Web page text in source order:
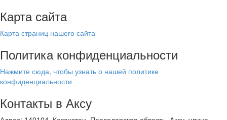
Карта сайта
Карта страниц нашего сайта
Политика конфиденциальности
Нажмите сюда, чтобы узнать о нашей политике
конфиденциальности
Контакты в Аксу